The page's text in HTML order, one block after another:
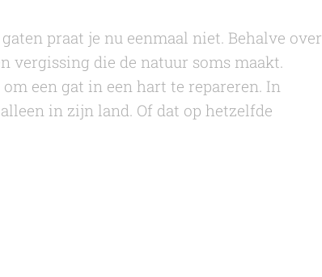
praat je nu eenmaal niet. Behalve over
vergissing die de natuur soms maakt.
een gat in een hart te repareren. In
in zijn land. Of dat op hetzelfde